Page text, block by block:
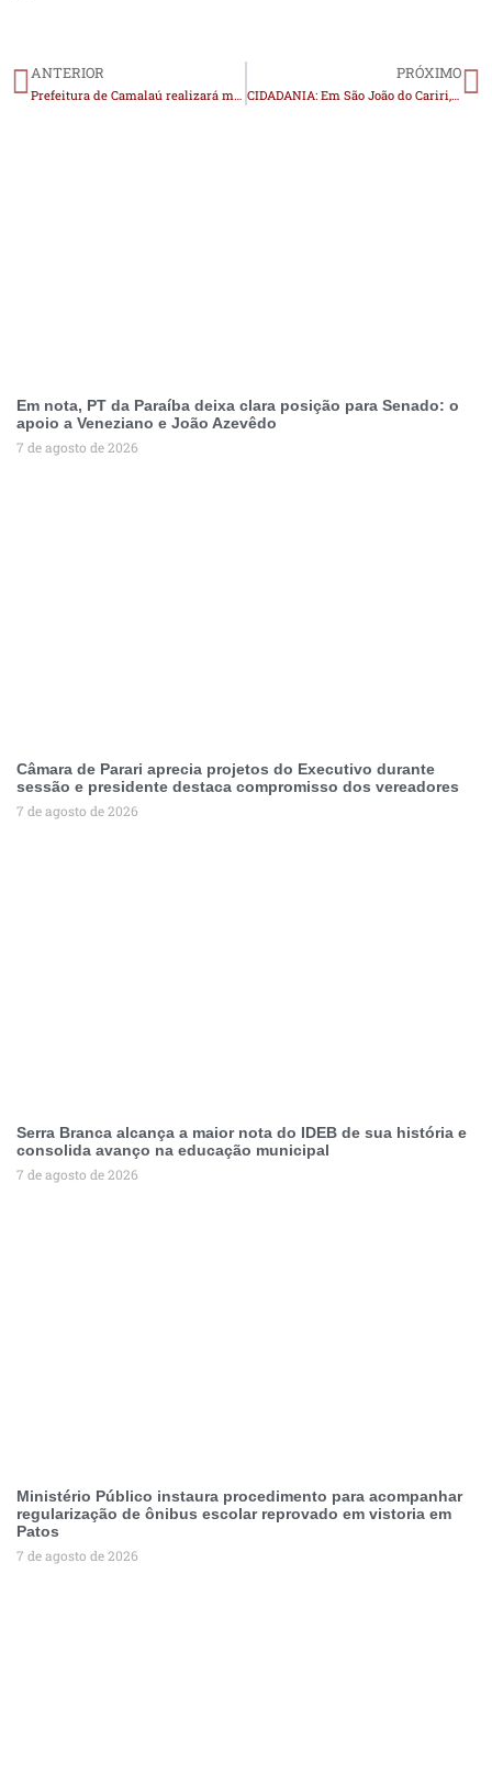
ANTERIOR
Prefeitura de Camalaú realizará mais uma edição do ‘Saúde em Todo Lugar’ no Assentamento Beira Rio
PRÓXIMO
CIDADANIA: Em São João do Cariri, projeto de escola ganha destaque e vira Lei de combate ao racismo no esporte
Em nota, PT da Paraíba deixa clara posição para Senado: o
apoio a Veneziano e João Azevêdo
7 de agosto de 2026
Câmara de Parari aprecia projetos do Executivo durante
sessão e presidente destaca compromisso dos vereadores
7 de agosto de 2026
Serra Branca alcança a maior nota do IDEB de sua história e
consolida avanço na educação municipal
7 de agosto de 2026
Ministério Público instaura procedimento para acompanhar
regularização de ônibus escolar reprovado em vistoria em
Patos
7 de agosto de 2026